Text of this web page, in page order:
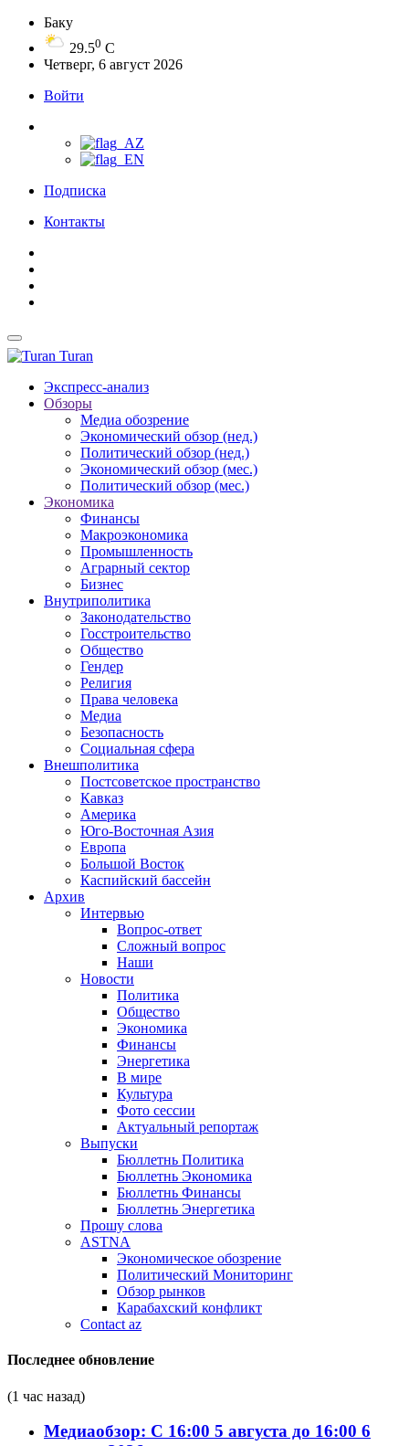
Баку
29.50 C
Четверг, 6 август 2026
Войти
Подписка
Контакты
Turan
Экспресс-анализ
Обзоры
Медиа обозрение
Экономический обзор (нед.)
Политический обзор (нед.)
Экономический обзор (мес.)
Политический обзор (мес.)
Экономика
Финансы
Макроэкономика
Промышленность
Аграрный сектор
Бизнес
Внутриполитика
Законодательство
Госстроительство
Общество
Гендер
Религия
Права человека
Медиа
Безопасность
Социальная сфера
Внешполитика
Постсоветское пространство
Кавказ
Америка
Юго-Восточная Азия
Европа
Большой Восток
Каспийский бассейн
Архив
Интервью
Вопрос-ответ
Сложный вопрос
Наши
Новости
Политика
Общество
Экономика
Финансы
Энергетика
В мире
Культура
Фото сессии
Актуальный репортаж
Выпуски
Бюллетнь Политика
Бюллетнь Экономика
Бюллетнь Финансы
Бюллетнь Энергетика
Прошу слова
ASTNA
Экономическое обозрение
Политический Мониторинг
Обзор рынков
Карабахский конфликт
Contact az
Последнее обновление
(1 час назад)
Медиаобзор: С 16:00 5 августа до 16:00 6